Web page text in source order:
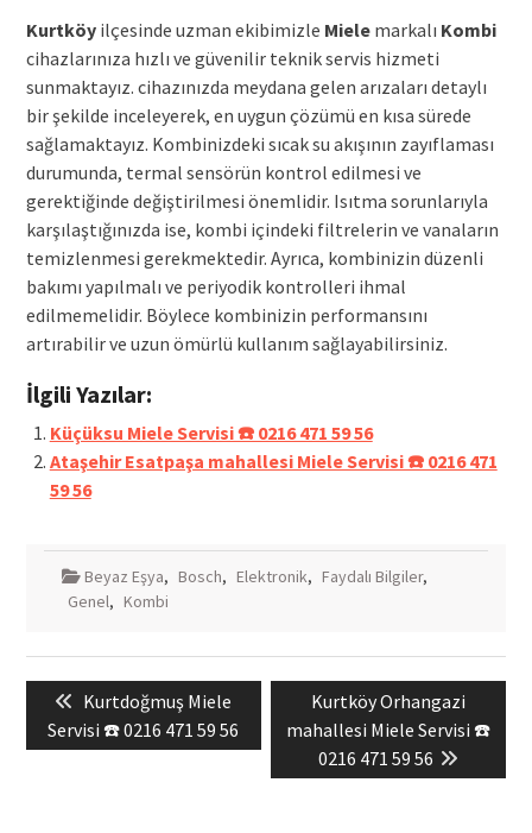
Kurtköyilçesinde uzman ekibimizle Mielemarkalı Kombi
cihazlarınıza hızlı ve güvenilir teknik servis hizmeti
sunmaktayız. cihazınızda meydana gelen arızaları detaylı
bir şekilde inceleyerek, en uygun çözümü en kısa sürede
sağlamaktayız. Kombinizdeki sıcak su akışının zayıflaması
durumunda, termal sensörün kontrol edilmesi ve
gerektiğinde değiştirilmesi önemlidir. Isıtma sorunlarıyla
karşılaştığınızda ise, kombi içindeki filtrelerin ve vanaların
temizlenmesi gerekmektedir. Ayrıca, kombinizin düzenli
bakımı yapılmalı ve periyodik kontrolleri ihmal
edilmemelidir. Böylece kombinizin performansını
artırabilir ve uzun ömürlü kullanım sağlayabilirsiniz.
İlgili Yazılar:
Küçüksu Miele Servisi ☎️ 0216 471 59 56
Ataşehir Esatpaşa mahallesi Miele Servisi ☎️ 0216 471
59 56
Beyaz Eşya, Bosch, Elektronik, Faydalı Bilgiler,
Genel, Kombi
gezinmesi
Previous
post:
Kurtdoğmuş Miele
Servisi ☎️ 0216 471 59 56
Next
post:
Kurtköy Orhangazi
mahallesi Miele Servisi ☎️
0216 471 59 56